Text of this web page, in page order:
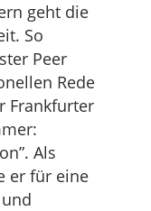
geht die
So
Peer
Rede
Frankfurter
Als
er für eine